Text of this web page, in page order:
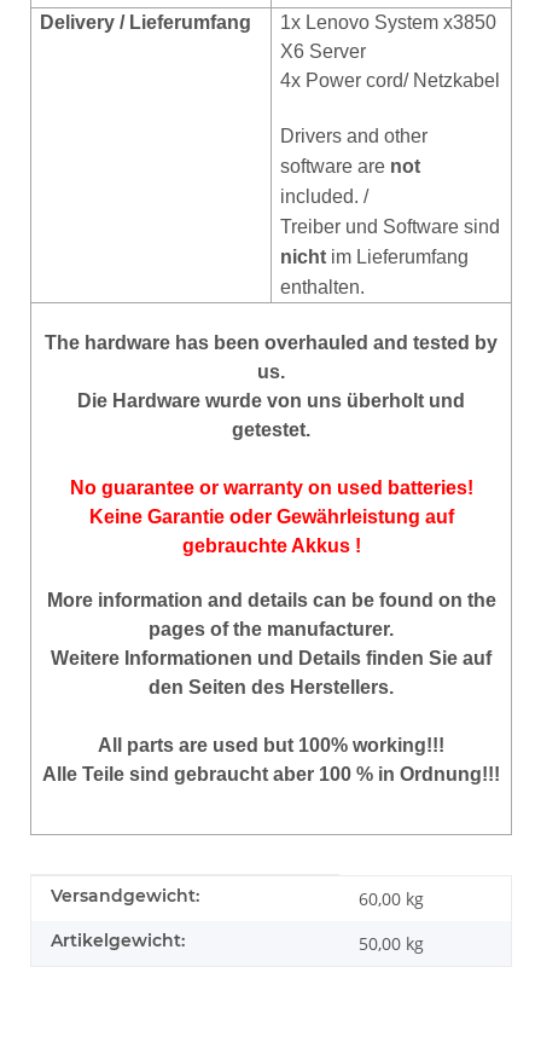
Delivery / Lieferumfang
1x Lenovo System x3850
X6 Server
4x Power cord/ Netzkabel
Drivers and other
software are not
included. /
Treiber und Software sind
nicht im Lieferumfang
enthalten.
The hardware has been overhauled and tested by
us.
Die Hardware wurde von uns überholt und
getestet.
No guarantee or warranty on used batteries!
Keine Garantie oder Gewährleistung auf
gebrauchte Akkus !
More information and details can be found on the
pages of the manufacturer.
Weitere Informationen und Details finden Sie auf
den Seiten des Herstellers.
All parts are used but 100% working!!!
Alle Teile sind gebraucht aber 100 % in Ordnung!!!
Produkteigenschaft
Wert
Versandgewicht: 60,00 kg
Artikelgewicht: 50,00 kg